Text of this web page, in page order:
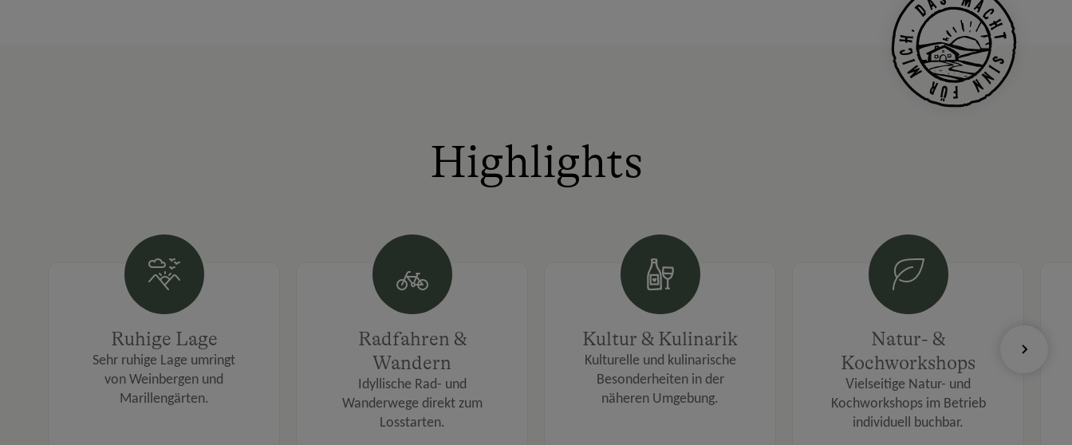
Highlights
Ruhige Lage
Sehr ruhige Lage umringt
von Weinbergen und
Marillengärten.
Radfahren &
Wandern
Idyllische Rad- und
Wanderwege direkt zum
Losstarten.
Kultur & Kulinarik
Kulturelle und kulinarische
Besonderheiten in der
näheren Umgebung.
Natur- &
Kochworkshops
Vielseitige Natur- und
Kochworkshops im Betrieb
individuell buchbar.